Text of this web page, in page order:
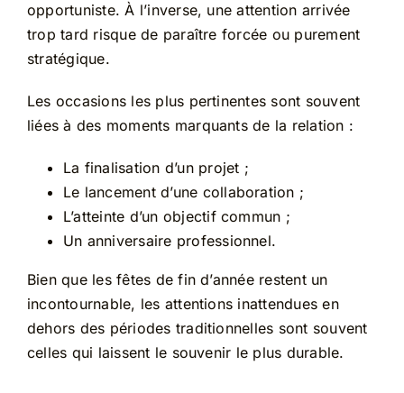
opportuniste. À l’inverse, une attention arrivée
trop tard risque de paraître forcée ou purement
stratégique.
Les occasions les plus pertinentes sont souvent
liées à des moments marquants de la relation :
La finalisation d’un projet ;
Le lancement d’une collaboration ;
L’atteinte d’un objectif commun ;
Un anniversaire professionnel.
Bien que les fêtes de fin d’année restent un
incontournable, les attentions inattendues en
dehors des périodes traditionnelles sont souvent
celles qui laissent le souvenir le plus durable.